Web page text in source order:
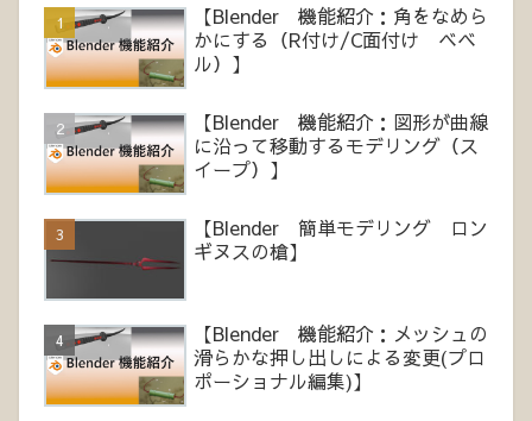
【Blender 機能紹介：角をなめら
かにする（R付け/C面付け ベベ
ル）】
【Blender 機能紹介：図形が曲線
に沿って移動するモデリング（ス
イープ）】
【Blender 簡単モデリング ロン
ギヌスの槍】
【Blender 機能紹介：メッシュの
滑らかな押し出しによる変更(プロ
ポーショナル編集)】